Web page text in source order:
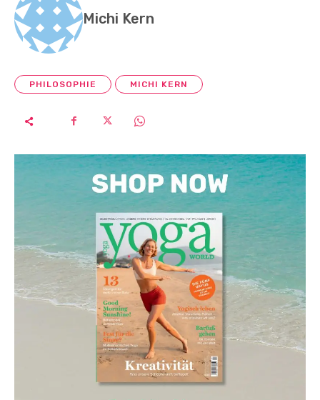
Michi Kern
PHILOSOPHIE MICHI KERN